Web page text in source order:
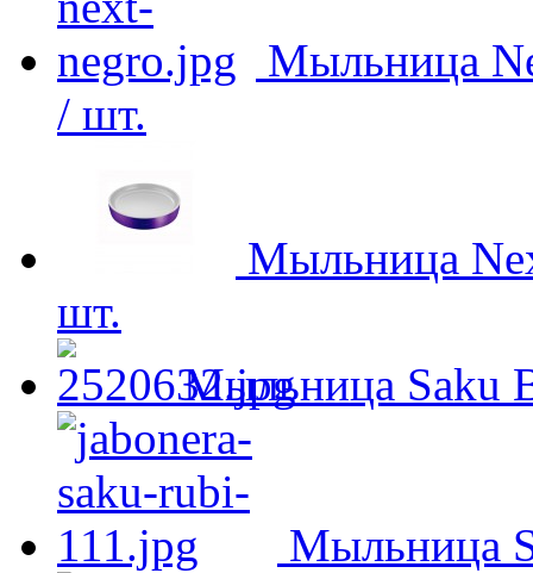
Мыльница
/ шт.
Мыльница
шт.
Мыльница Saku
Мыльница